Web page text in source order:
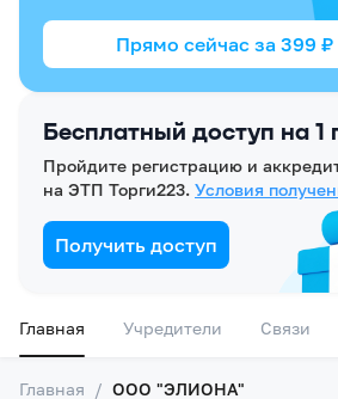
Бесплатный доступ на 1
Пройдите регистрацию и
на ЭТП Торги223. Условия
Получить доступ
Прямо сейчас за 399 ₽
Главная Учредители Связи
Главная / ООО "ЭЛИОНА"